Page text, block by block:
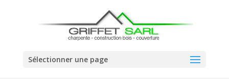
Sélectionner une page